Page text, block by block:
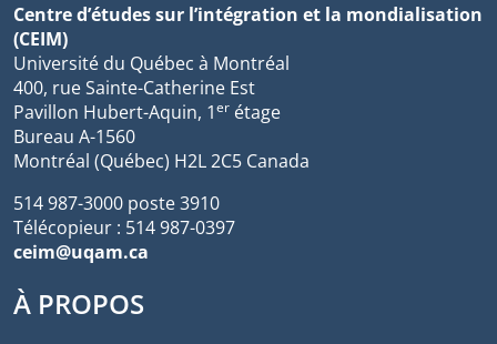
Centre d’études sur l’intégration et la mondialisation
(CEIM)
Université du Québec à Montréal
400, rue Sainte-Catherine Est
Pavillon Hubert-Aquin, 1er étage
Bureau A-1560
Montréal (Québec) H2L 2C5 Canada
514 987-3000 poste 3910
Télécopieur : 514 987-0397
ceim@uqam.ca
À PROPOS